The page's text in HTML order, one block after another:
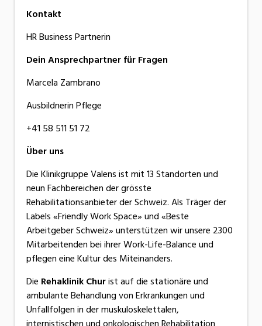
Kontakt
HR Business Partnerin
Dein Ansprechpartner für Fragen
Marcela Zambrano
Ausbildnerin Pflege
+41 58 511 51 72
Über uns
Die Klinikgruppe Valens ist mit 13 Standorten und
neun Fachbereichen der grösste
Rehabilitationsanbieter der Schweiz. Als Träger der
Labels «Friendly Work Space» und «Beste
Arbeitgeber Schweiz» unterstützen wir unsere 2300
Mitarbeitenden bei ihrer Work-Life-Balance und
pflegen eine Kultur des Miteinanders.
Die Rehaklinik Churist auf die stationäre und
ambulante Behandlung von Erkrankungen und
Unfallfolgen in der muskuloskelettalen,